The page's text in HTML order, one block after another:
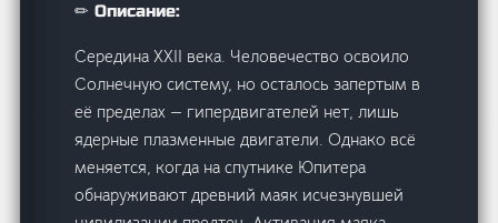
✏ Описание:
Середина XXII века. Человечество освоило
Солнечную систему, но осталось запертым в
её пределах — гипердвигателей нет, лишь
ядерные плазменные двигатели. Однако всё
меняется, когда на спутнике Юпитера
обнаруживают древний маяк исчезнувшей